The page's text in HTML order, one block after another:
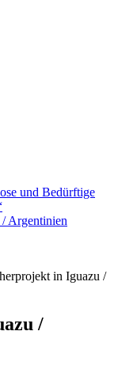
und Bedürftige
Argentinien
in Iguazu /
/